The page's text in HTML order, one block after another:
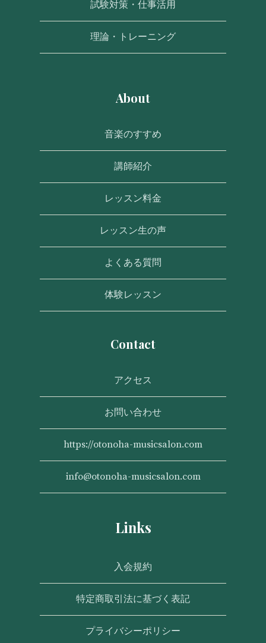
試験対策・仕事活用
理論・トレーニング
About
音楽のすすめ
講師紹介
レッスン料金
レッスン生の声
よくある質問
体験レッスン
Contact
アクセス
お問い合わせ
https://otonoha-musicsalon.com
info@otonoha-musicsalon.com
Links
入会規約
特定商取引法に基づく表記
プライバシーポリシー